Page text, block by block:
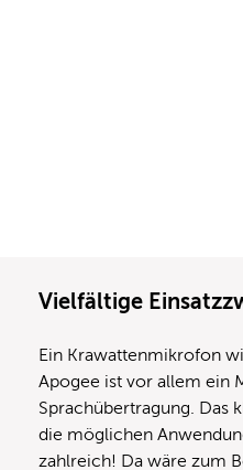
Vielfältige
Ein Krawattenmikrofon
Apogee ist vor allem ein
Sprachübertragung. Das
die möglichen
zahlreich! Da wäre zum